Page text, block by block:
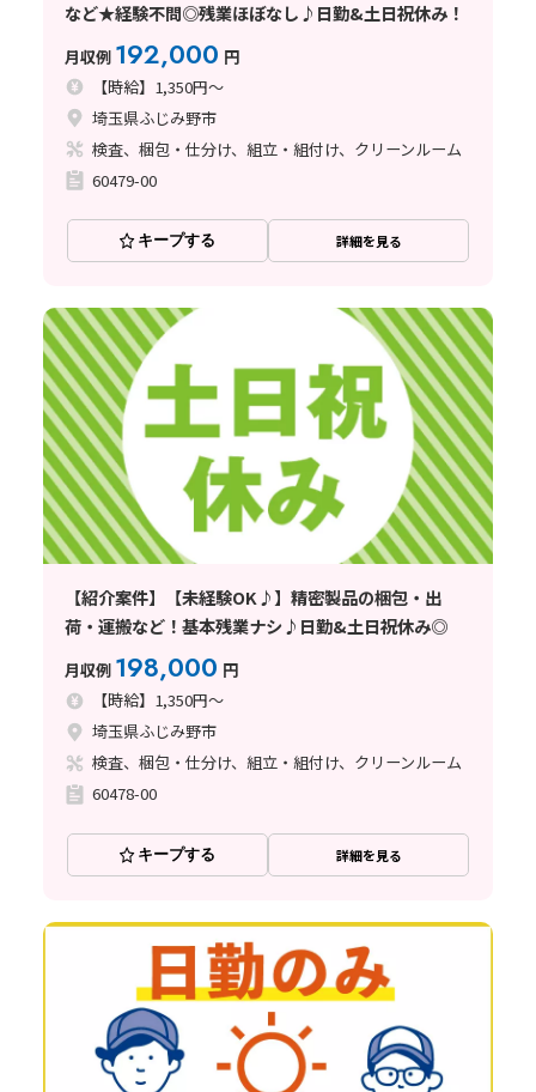
など★経験不問◎残業ほぼなし♪日勤&土日祝休み！
月収例 192,000 円
【時給】1,350円～
埼玉県ふじみ野市
検査、梱包・仕分け、組立・組付け、クリーンルーム
60479-00
キープする 詳細を見る
【紹介案件】【未経験OK♪】精密製品の梱包・出
荷・運搬など！基本残業ナシ♪日勤&土日祝休み◎
月収例 198,000 円
【時給】1,350円～
埼玉県ふじみ野市
検査、梱包・仕分け、組立・組付け、クリーンルーム
60478-00
キープする 詳細を見る